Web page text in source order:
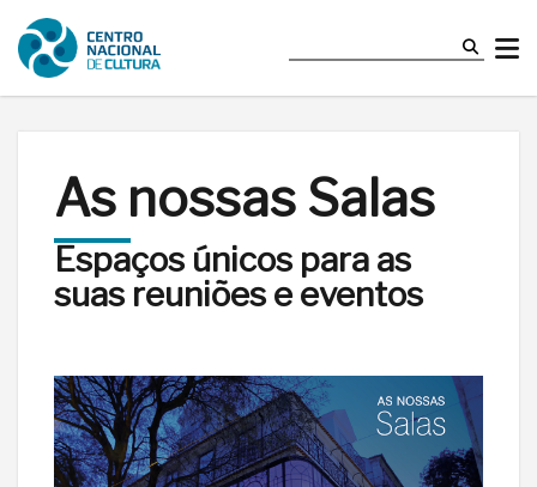
As nossas Salas
Espaços únicos para as
suas reuniões e eventos